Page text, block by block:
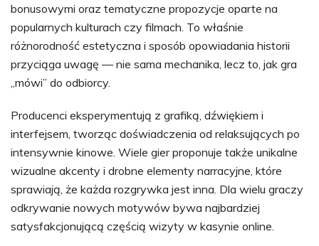
bonusowymi oraz tematyczne propozycje oparte na
popularnych kulturach czy filmach. To właśnie
różnorodność estetyczna i sposób opowiadania historii
przyciąga uwagę — nie sama mechanika, lecz to, jak gra
„mówi” do odbiorcy.
Producenci eksperymentują z grafiką, dźwiękiem i
interfejsem, tworząc doświadczenia od relaksujących po
intensywnie kinowe. Wiele gier proponuje także unikalne
wizualne akcenty i drobne elementy narracyjne, które
sprawiają, że każda rozgrywka jest inna. Dla wielu graczy
odkrywanie nowych motywów bywa najbardziej
satysfakcjonującą częścią wizyty w kasynie online.